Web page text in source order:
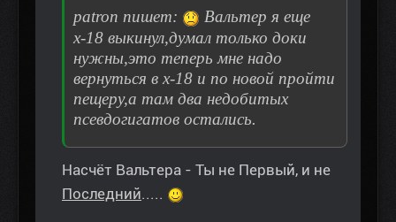
patron пишет:
Вальтер я еще
х-18 выкинул,думал только доки
нужны,это теперь мне надо
вернуться в х-18 и по новой пройти
пещеру,а там два недобитых
псевдогигатов остались.
Насчёт Вальтера - Ты не Первый, и не
Последний.....